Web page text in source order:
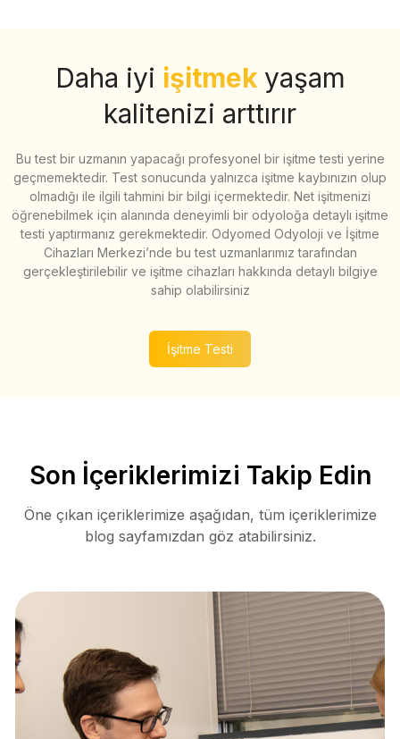
Daha iyi işitmek yaşam
kalitenizi arttırır
Bu test bir uzmanın yapacağı profesyonel bir işitme testi yerine
geçmemektedir. Test sonucunda yalnızca işitme kaybınızın olup
olmadığı ile ilgili tahmini bir bilgi içermektedir. Net işitmenizi
öğrenebilmek için alanında deneyimli bir odyoloğa detaylı işitme
testi yaptırmanız gerekmektedir. Odyomed Odyoloji ve İşitme
Cihazları Merkezi’nde bu test uzmanlarımız tarafından
gerçekleştirilebilir ve işitme cihazları hakkında detaylı bilgiye
sahip olabilirsiniz
İşitme Testi
Son İçeriklerimizi Takip Edin
Öne çıkan içeriklerimize aşağıdan, tüm içeriklerimize
blog sayfamızdan göz atabilirsiniz.